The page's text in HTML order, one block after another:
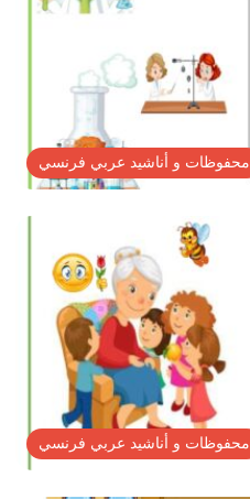
محفوظات و أناشيد عربي فرنسي
محفوظات و أناشيد عربي فرنسي